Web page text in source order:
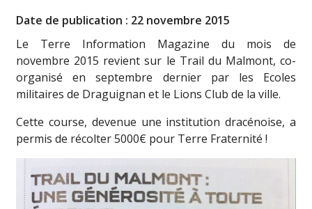
Date de publication : 22 novembre 2015
Le Terre Information Magazine du mois de
novembre 2015 revient sur le Trail du Malmont, co-
organisé en septembre dernier par les Ecoles
militaires de Draguignan et le Lions Club de la ville.
Cette course, devenue une institution dracénoise, a
permis de récolter 5000€ pour Terre Fraternité !